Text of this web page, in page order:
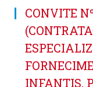
CONVITE
INFANTIS,